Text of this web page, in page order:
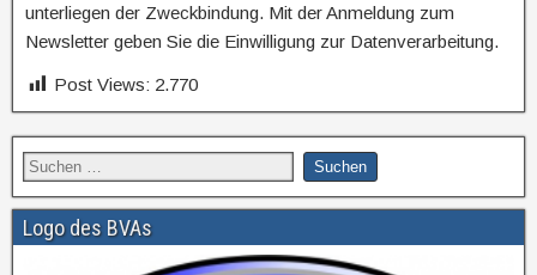
unterliegen der Zweckbindung. Mit der Anmeldung zum
Newsletter geben Sie die Einwilligung zur Datenverarbeitung.
Post Views: 2.770
Logo des BVAs